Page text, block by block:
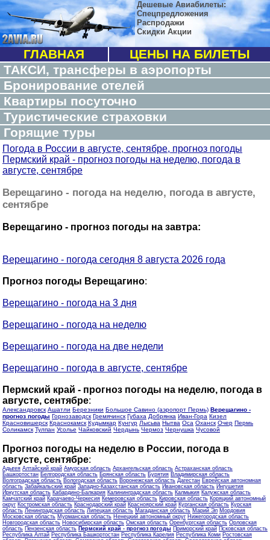
Дешевые Авиабилеты:
Спецпредложения
Распродажи
Скидки Акции
ГЛАВНАЯ
ЦЕНЫ НА БИЛЕТЫ
ТАКСИ, трансферы в аэропорты
Бронирование отелей
Квартиры посуточно
Туристические страховки
Горящие туры
Погода в России в августе, сентябре, прогноз погоды
Пермский край - прогноз погоды на неделю, погода в
августе, сентябре
Верещагино - погода на неделю, погода в августе,
сентябре
Верещагино - прогноз погоды на завтра:
Верещагино - погода сегодня 8 августа 2026 года
Прогноз погоды Верещагино:
Верещагино - погода на 3 дня
Верещагино - погода на неделю
Верещагино - погода на две недели
Верещагино - погода в августе, сентябре
Пермский край - прогноз погоды на неделю, погода в
августе, сентябре:
Александровск Ашатли Березники Большое Савино (аэропорт Пермь) Верещагино -
прогноз погоды Горнозаводск Гремячинск Губаха Добрянка Иван-Гора Кизел
Красновишерск Краснокамск Кудымкар Кунгур Лысьва Нытва Оса Оханск Очер Пермь
Соликамск Тулпан Усолье Чайковский Чердынь Чермоз Чернушка Чусовой
Прогноз погоды на неделю в России, погода в
августе, сентябре:
Адыгея Алтайский край Амурская область Архангельская область Астраханская область
Башкортостан Белгородская область Брянская область Бурятия Владимирская область
Волгоградская область Вологодская область Воронежская область Дагестан Еврейская автономная
область Забайкальский край Западно-Казахстанская область Ивановская область Ингушетия
Иркутская область Кабардино-Балкария Калининградская область Калмыкия Калужская область
Камчатский край Карачаево-Черкесия Кемеровская область Кировская область Коряцкий автономный
округ Костромская область Краснодарский край Красноярский край Курганская область Курская
область Ленинградская область Липецкая область Магаданская область Марий Эл Мордовия
Московская область Мурманская область Ненецкий автономный округ Нижегородская область
Новгородская область Новосибирская область Омская область Оренбургская область Орловская
область Пензенская область Пермский край - прогноз погоды Приморский край Псковская область
Республика Алтай Республика Башкортостан Республика Карелия Республика Коми Ростовская